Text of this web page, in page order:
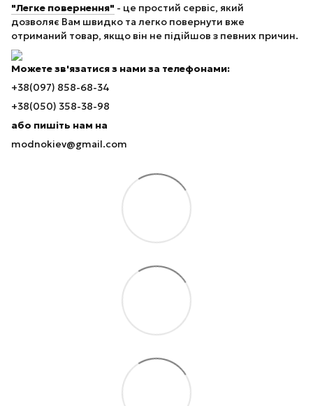
"Легке повернення" - це простий сервіс, який
дозволяє Вам швидко та легко повернути вже
отриманий товар, якщо він не підійшов з певних причин.
Можете зв'язатися з нами за телефонами:
+38(097) 858-68-34
+38(050) 358-38-98
або пишіть нам на
modnokiev@gmail.com